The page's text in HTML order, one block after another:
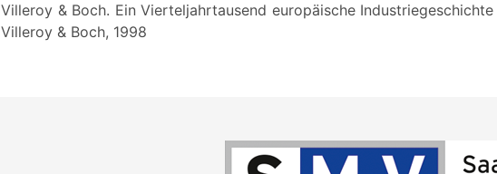
Villeroy & Boch. Ein Vierteljahrtausend europäische
& Boch, 1998